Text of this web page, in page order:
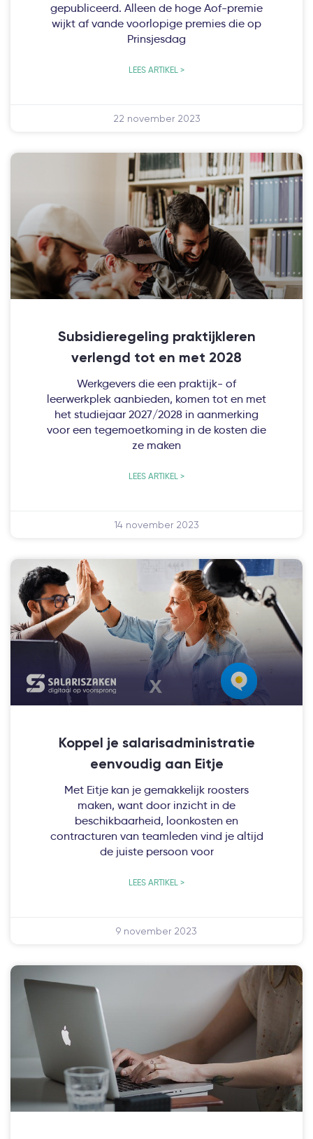
gepubliceerd. Alleen de hoge Aof-premie
wijkt af vande voorlopige premies die op
Prinsjesdag
LEES ARTIKEL >
22 november 2023
Subsidieregeling praktijkleren
verlengd tot en met 2028
Werkgevers die een praktijk- of
leerwerkplek aanbieden, komen tot en met
het studiejaar 2027/2028 in aanmerking
voor een tegemoetkoming in de kosten die
ze maken
LEES ARTIKEL >
14 november 2023
Koppel je salarisadministratie
eenvoudig aan Eitje
Met Eitje kan je gemakkelijk roosters
maken, want door inzicht in de
beschikbaarheid, loonkosten en
contracturen van teamleden vind je altijd
de juiste persoon voor
LEES ARTIKEL >
9 november 2023